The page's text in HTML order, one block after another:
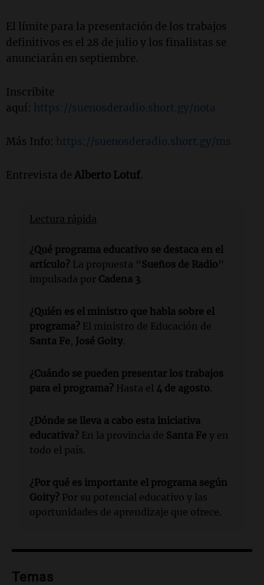
El límite para la presentación de los trabajos
definitivos es el 28 de julio y los finalistas se
anunciarán en septiembre.
Inscribite
aquí: https://suenosderadio.short.gy/nota
Más Info: https://suenosderadio.short.gy/ms
Entrevista de Alberto Lotuf.
Lectura rápida
¿Qué programa educativo se destaca en el
artículo? La propuesta “Sueños de Radio”
impulsada por Cadena 3.
¿Quién es el ministro que habla sobre el
programa? El ministro de Educación de
Santa Fe, José Goity.
¿Cuándo se pueden presentar los trabajos
para el programa? Hasta el 4 de agosto.
¿Dónde se lleva a cabo esta iniciativa
educativa? En la provincia de Santa Fe y en
todo el país.
¿Por qué es importante el programa según
Goity? Por su potencial educativo y las
oportunidades de aprendizaje que ofrece.
Temas